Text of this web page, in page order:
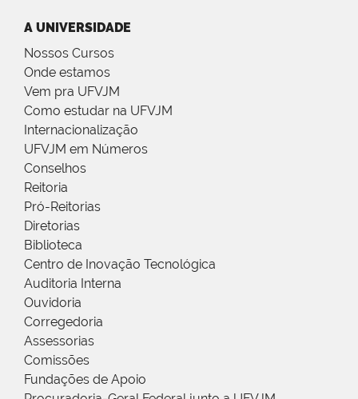
A UNIVERSIDADE
Nossos Cursos
Onde estamos
Vem pra UFVJM
Como estudar na UFVJM
Internacionalização
UFVJM em Números
Conselhos
Reitoria
Pró-Reitorias
Diretorias
Biblioteca
Centro de Inovação Tecnológica
Auditoria Interna
Ouvidoria
Corregedoria
Assessorias
Comissões
Fundações de Apoio